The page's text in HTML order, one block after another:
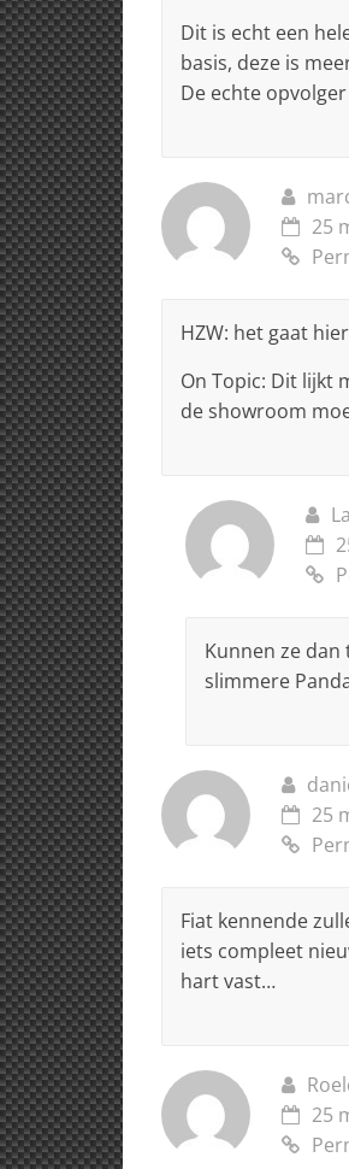
Dit is echt een
basis, deze is
De echte
25
HZW: het gaat
On Topic: Dit lijkt
de showroom
Kunnen ze
slimmere
25
Fiat kennende
iets compleet
hart vast…
25